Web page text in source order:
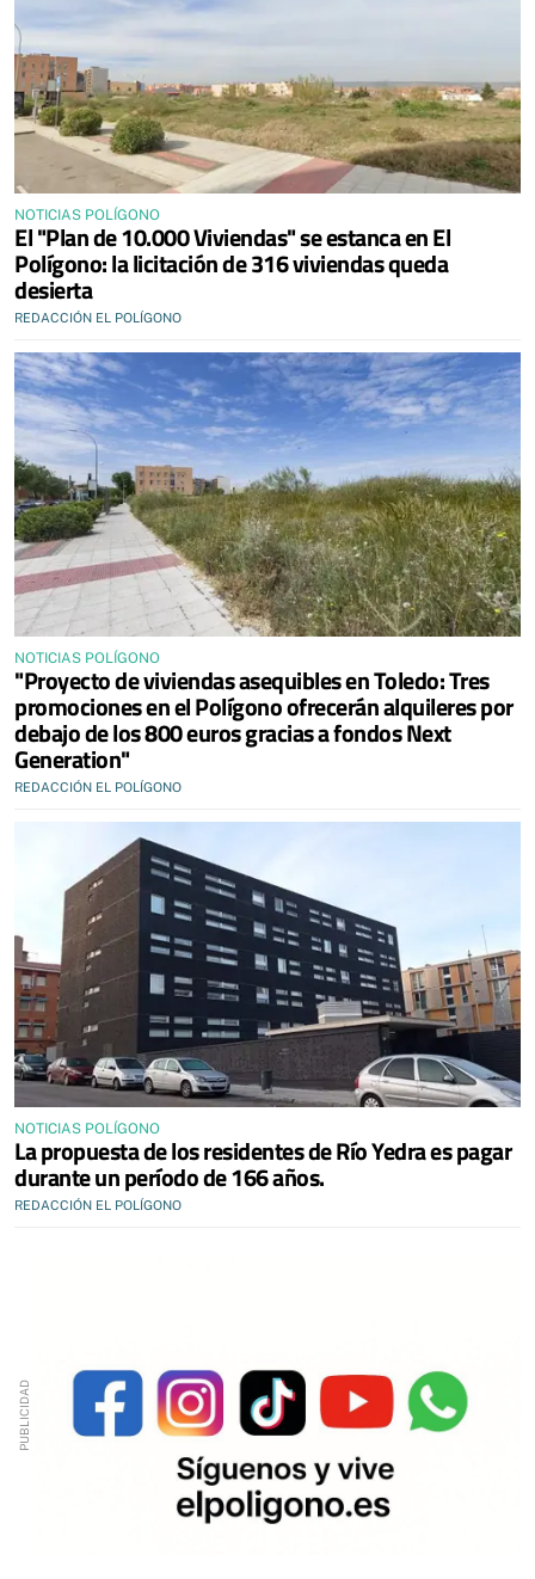
NOTICIAS POLÍGONO
El "Plan de 10.000 Viviendas" se estanca en El
Polígono: la licitación de 316 viviendas queda
desierta
REDACCIÓN EL POLÍGONO
NOTICIAS POLÍGONO
"Proyecto de viviendas asequibles en Toledo: Tres
promociones en el Polígono ofrecerán alquileres por
debajo de los 800 euros gracias a fondos Next
Generation"
REDACCIÓN EL POLÍGONO
NOTICIAS POLÍGONO
La propuesta de los residentes de Río Yedra es pagar
durante un período de 166 años.
REDACCIÓN EL POLÍGONO